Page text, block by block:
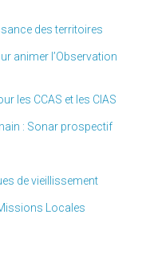
des territoires
animer l’Observation
les CCAS et les CIAS
: Sonar prospectif
de vieillissement
Locales